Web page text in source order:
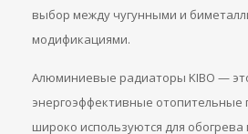
выбор между чугунными и
модификациями.
Алюминиевые радиаторы KIBO —
энергоэффективные
широко используются для